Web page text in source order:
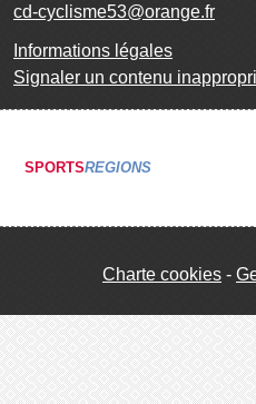
cd-cyclisme53@orange.fr
Informations légales
Signaler un contenu
SPORTSREGIONS
Charte cookies